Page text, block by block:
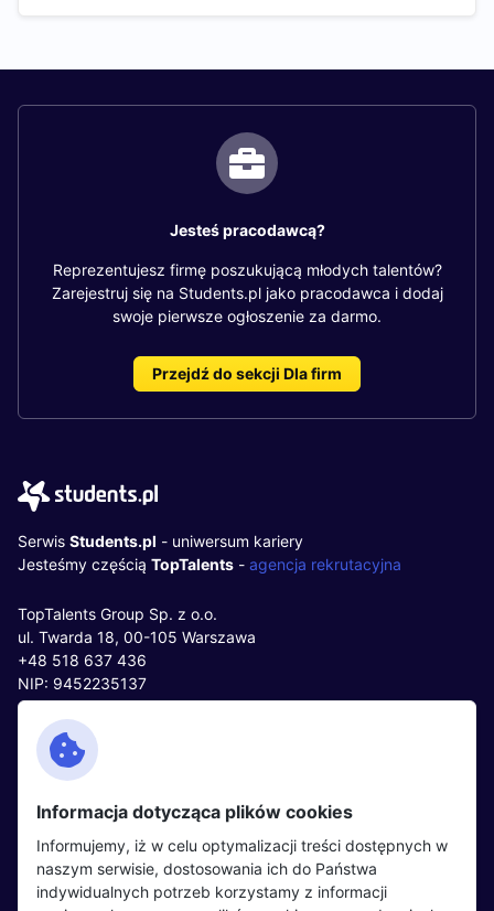
Jesteś pracodawcą?
Reprezentujesz firmę poszukującą młodych talentów?
Zarejestruj się na Students.pl jako pracodawca i dodaj
swoje pierwsze ogłoszenie za darmo.
Przejdź do sekcji Dla firm
Serwis Students.pl - uniwersum kariery
Jesteśmy częścią TopTalents - agencja rekrutacyjna
TopTalents Group Sp. z o.o.
ul. Twarda 18, 00-105 Warszawa
+48 518 637 436
NIP: 9452235137
Kontakt
Facebook
Twitter
LinkedIn
Partnerzy
Wydarzenia
Informacja dotycząca plików cookies
Informujemy, iż w celu optymalizacji treści dostępnych w
naszym serwisie, dostosowania ich do Państwa
indywidualnych potrzeb korzystamy z informacji